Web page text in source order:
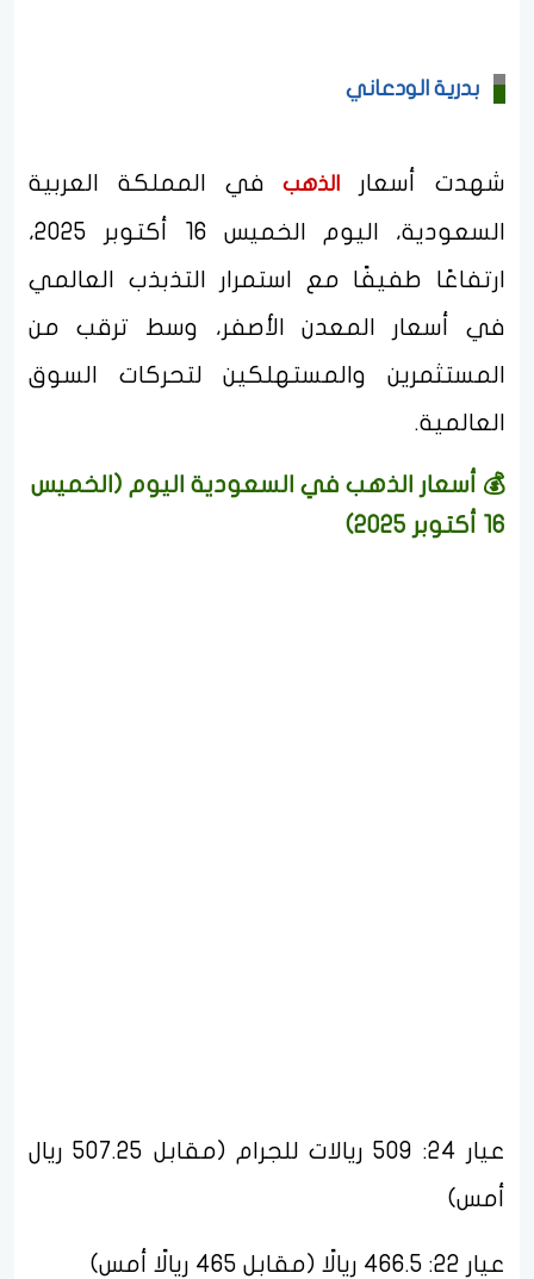
بدرية الودعاني
شهدت أسعار الذهبفي المملكة العربية
السعودية، اليوم الخميس 16 أكتوبر 2025،
ارتفاعًا طفيفًا مع استمرار التذبذب العالمي
في أسعار المعدن الأصفر، وسط ترقب من
المستثمرين والمستهلكين لتحركات السوق
العالمية.
💰 أسعار الذهب في السعودية اليوم (الخميس
16 أكتوبر 2025)
عيار 24: 509 ريالات للجرام (مقابل 507.25 ريال
أمس)
عيار 22: 466.5 ريالًا (مقابل 465 ريالًا أمس)